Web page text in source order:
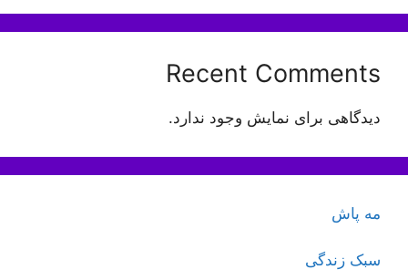
Recent Comments
دیدگاهی برای نمایش وجود ندارد.
مه پاش
سبک زندگی